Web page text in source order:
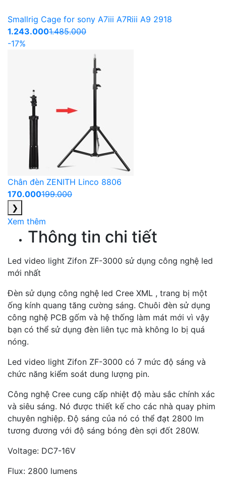
Smallrig Cage for sony A7iii A7Riii A9 2918
1.243.0001.485.000
-17%
Chân đèn ZENITH Linco 8806
170.000199.000
❯
Xem thêm
Thông tin chi tiết
Led video light Zifon ZF-3000 sử dụng công nghệ led
mới nhất
Đèn sử dụng công nghệ led Cree XML , trang bị một
ống kính quang tăng cường sáng. Chuôi đèn sử dụng
công nghệ PCB gốm và hệ thống làm mát mới vì vậy
bạn có thể sử dụng đèn liên tục mà không lo bị quá
nóng.
Led video light Zifon ZF-3000 có 7 mức độ sáng và
chức năng kiểm soát dung lượng pin.
Công nghệ Cree cung cấp nhiệt độ màu sắc chính xác
và siêu sáng. Nó được thiết kế cho các nhà quay phim
chuyên nghiệp. Độ sáng của nó có thể đạt 2800 lm
tương đương với độ sáng bóng đèn sợi đốt 280W.
Voltage: DC7-16V
Flux: 2800 lumens